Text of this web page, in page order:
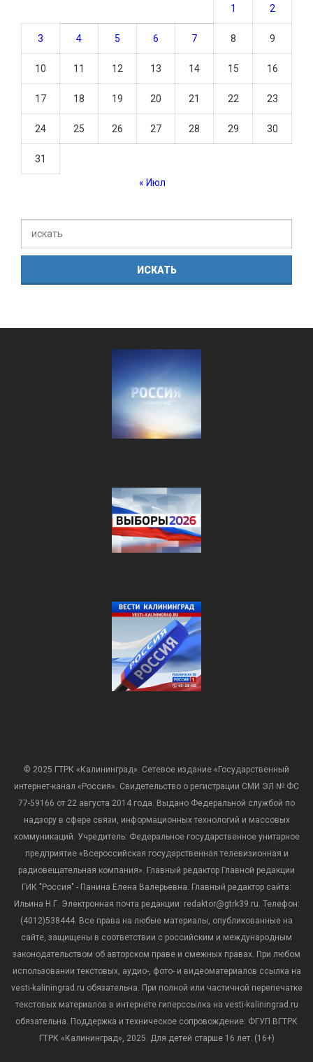
1 2
3 4 5 6 7 8 9
10 11 12 13 14 15 16
17 18 19 20 21 22 23
24 25 26 27 28 29 30
31
« Июл
© 2025 ГТРК «Калининград». Сетевое издание «Государственный
интернет-канал «Россия». Свидетельство о регистрации СМИ ЭЛ № ФС
77-59166 от 22 августа 2014 года. Выдано Федеральной службой по
надзору в сфере связи, информационных технологий и массовых
коммуникаций. Учредитель: Федеральное государственное унитарное
предприятие «Всероссийская государственная телевизионная и
радиовещательная компания». Главный редактор Главной редакции
ГИК "Россия" - Панина Елена Валерьевна. Главный редактор сайта:
Ильина Н.Г. Электронная почта редакции: redaktor@gtrk39.ru. Телефон:
(4012)538444. Все права на любые материалы, опубликованные на
сайте, защищены в соответствии с российским и международным
законодательством об авторском праве и смежных правах. При любом
использовании текстовых, аудио-, фото- и видеоматериалов ссылка на
vesti-kaliningrad.ru обязательна. При полной или частичной перепечатке
текстовых материалов в интернете гиперссылка на vesti-kaliningrad.ru
обязательна. Поддержка и техническое сопровождение: ФГУП ВГТРК
ГТРК «Калининград», 2025. Для детей старше 16 лет. (16+)